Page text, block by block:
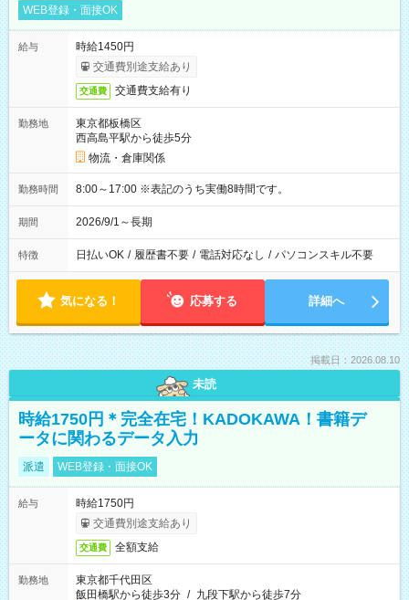
WEB登録・面接OK
給与
時給1450円
交通費別途支給あり
交通費 交通費支給有り
勤務地
東京都板橋区
西高島平駅から徒歩5分
物流・倉庫関係
勤務時間 8:00～17:00 ※表記のうち実働8時間です。
期間 2026/9/1～長期
特徴 日払いOK / 履歴書不要 / 電話対応なし / パソコンスキル不要
気になる！ 応募する 詳細へ
掲載日：2026.08.10
未読
時給1750円＊完全在宅！KADOKAWA！書籍デ
ータに関わるデータ入力
派遣 WEB登録・面接OK
給与
時給1750円
交通費別途支給あり
交通費 全額支給
勤務地
東京都千代田区
飯田橋駅から徒歩3分 / 九段下駅から徒歩7分